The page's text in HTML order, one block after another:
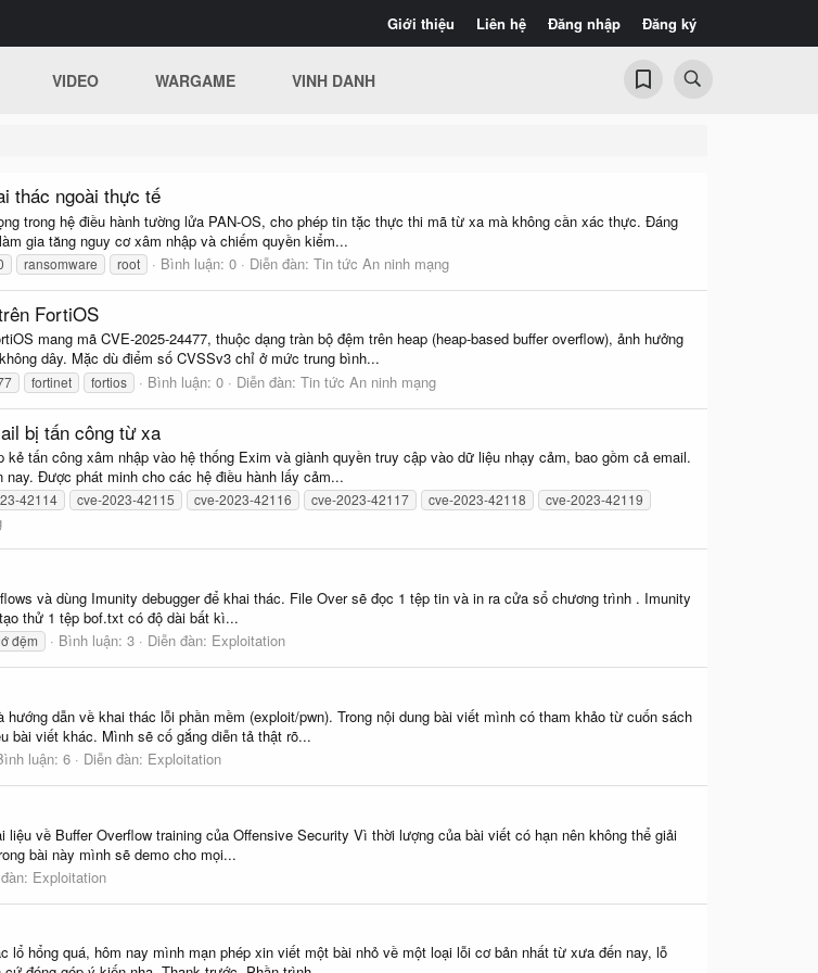
Giới thiệu Liên hệ Đăng nhập Đăng ký
VIDEO WARGAME VINH DANH
thác ngoài thực tế
trong hệ điều hành tường lửa PAN-OS, cho phép tin tặc thực thi mã từ xa mà không cần xác thực. Đáng
gia tăng nguy cơ xâm nhập và chiếm quyền kiểm...
ransomware root Bình luận: 0 Diễn đàn: Tin tức An ninh mạng
FortiOS
mang mã CVE-2025-24477, thuộc dạng tràn bộ đệm trên heap (heap-based buffer overflow), ảnh hưởng
dây. Mặc dù điểm số CVSSv3 chỉ ở mức trung bình...
fortinet fortios Bình luận: 0 Diễn đàn: Tin tức An ninh mạng
bị tấn công từ xa
tấn công xâm nhập vào hệ thống Exim và giành quyền truy cập vào dữ liệu nhạy cảm, bao gồm cả email.
Được phát minh cho các hệ điều hành lấy cảm...
42114 cve-2023-42115 cve-2023-42116 cve-2023-42117 cve-2023-42118
cve-2023-42119
và dùng Imunity debugger để khai thác. File Over sẽ đọc 1 tệp tin và in ra cửa sổ chương trình . Imunity
thử 1 tệp bof.txt có độ dài bất kì...
đệm Bình luận: 3 Diễn đàn: Exploitation
dẫn về khai thác lỗi phần mềm (exploit/pwn). Trong nội dung bài viết mình có tham khảo từ cuốn sách
bài viết khác. Mình sẽ cố gắng diễn tả thật rõ...
luận: 6 Diễn đàn: Exploitation
về Buffer Overflow training của Offensive Security Vì thời lượng của bài viết có hạn nên không thể giải
bài này mình sẽ demo cho mọi...
Exploitation
hổng quá, hôm nay mình mạn phép xin viết một bài nhỏ về một loại lỗi cơ bản nhất từ xưa đến nay, lỗ